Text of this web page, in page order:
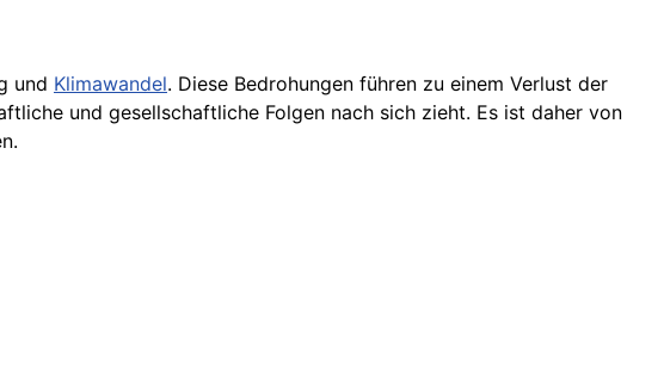
und Klimawandel. Diese Bedrohungen führen zu einem Verlust der
und gesellschaftliche Folgen nach sich zieht. Es ist daher von